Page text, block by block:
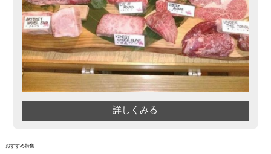
詳しくみる
おすすめ特集